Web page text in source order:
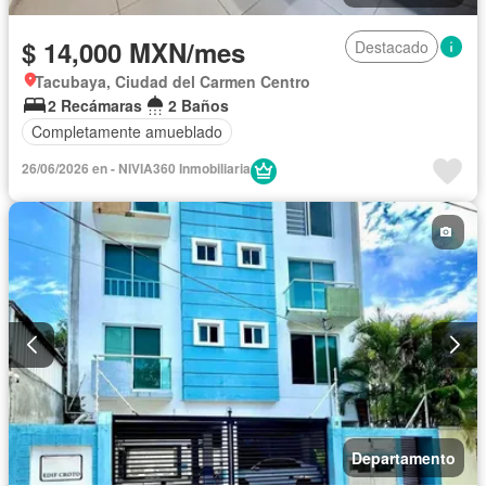
$ 14,000 MXN/mes
Destacado
Tacubaya, Ciudad del Carmen Centro
2 Recámaras
2 Baños
Completamente amueblado
26/06/2026 en - NIVIA360 Inmobiliaria
Departamento